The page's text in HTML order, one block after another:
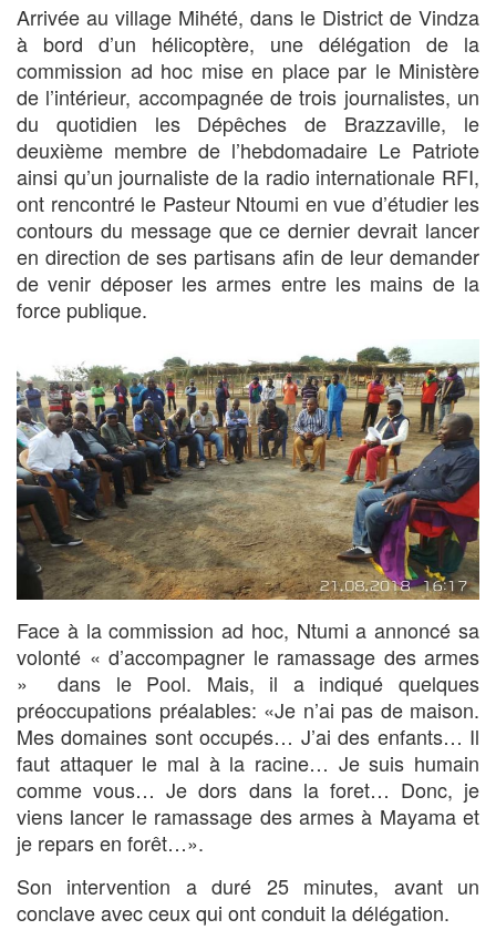
Arrivée au village Mihété, dans le District de Vindza
à bord d’un hélicoptère, une délégation de la
commission ad hoc mise en place par le Ministère
de l’intérieur, accompagnée de trois journalistes, un
du quotidien les Dépêches de Brazzaville, le
deuxième membre de l’hebdomadaire Le Patriote
ainsi qu’un journaliste de la radio internationale RFI,
ont rencontré le Pasteur Ntoumi en vue d’étudier les
contours du message que ce dernier devrait lancer
en direction de ses partisans afin de leur demander
de venir déposer les armes entre les mains de la
force publique.
Face à la commission ad hoc, Ntumi a annoncé sa
volonté « d’accompagner le ramassage des armes
» dans le Pool. Mais, il a indiqué quelques
préoccupations préalables: «Je n’ai pas de maison.
Mes domaines sont occupés… J’ai des enfants… Il
faut attaquer le mal à la racine… Je suis humain
comme vous… Je dors dans la foret… Donc, je
viens lancer le ramassage des armes à Mayama et
je repars en forêt…».
Son intervention a duré 25 minutes, avant un
conclave avec ceux qui ont conduit la délégation.